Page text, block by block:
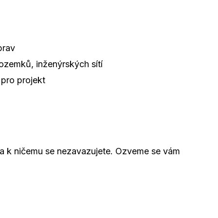
inženýrských sítí
projekt
ničemu se nezavazujete. Ozveme se vám